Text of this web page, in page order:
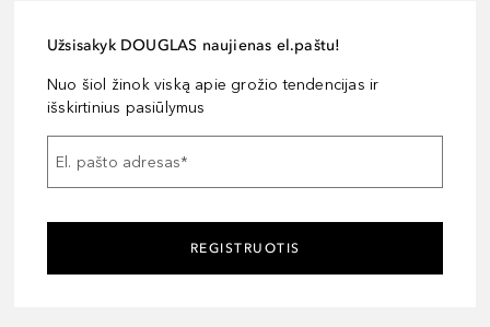
Užsisakyk DOUGLAS naujienas el.paštu!
Nuo šiol žinok viską apie grožio tendencijas ir
išskirtinius pasiūlymus
El. pašto adresas*
REGISTRUOTIS